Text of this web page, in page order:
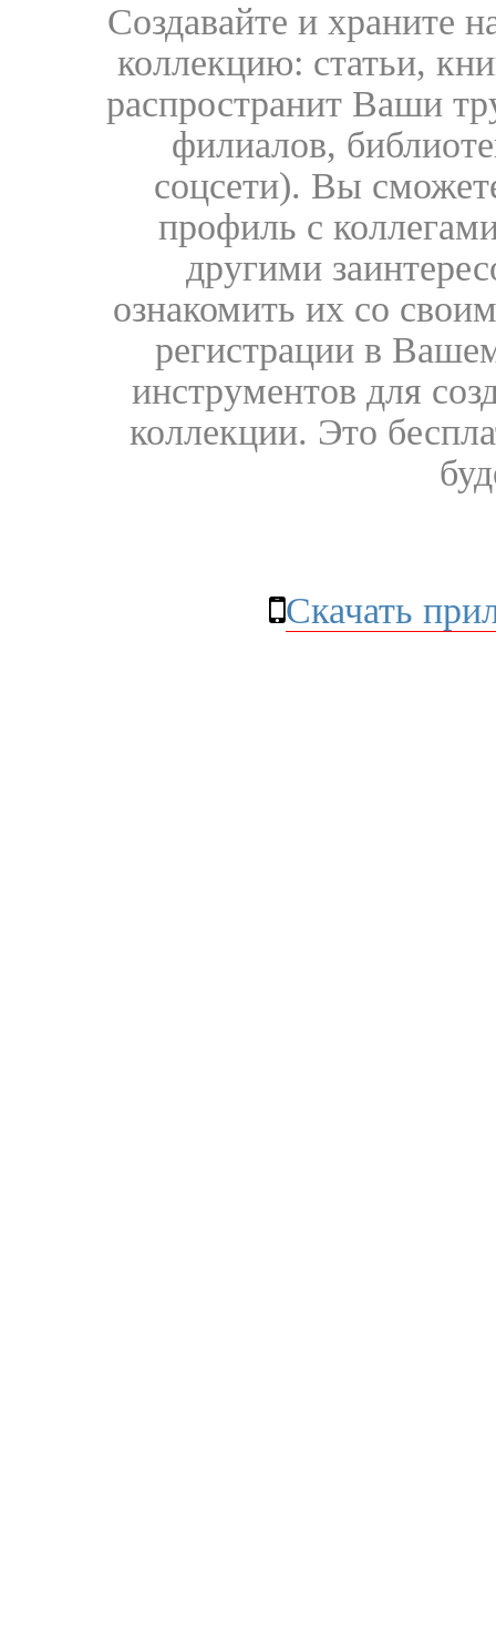
Создавайте и храните
коллекцию: статьи,
распространит Ваши
филиалов,
соцсети). Вы
профиль с
другими
ознакомить их со
регистрации в
инструментов для
коллекции. Это
Скачать